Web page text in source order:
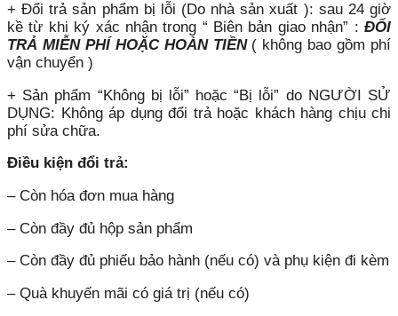
+ Đổi trả sản phẩm bị lỗi (Do nhà sản xuất ): sau 24 giờ
kề từ khi ký xác nhận trong “ Biên bản giao nhận” : ĐỔI
TRẢ MIỄN PHÍ HOẶC HOÀN TIỀN( không bao gồm phí
vận chuyển )
+ Sản phẩm “Không bị lỗi” hoặc “Bị lỗi” do NGƯỜI SỬ
DỤNG: Không áp dụng đổi trả hoặc khách hàng chịu chi
phí sửa chữa.
Điều kiện đổi trả:
– Còn hóa đơn mua hàng
– Còn đầy đủ hộp sản phẩm
– Còn đầy đủ phiếu bảo hành (nếu có) và phụ kiện đi kèm
– Quà khuyến mãi có giá trị (nếu có)